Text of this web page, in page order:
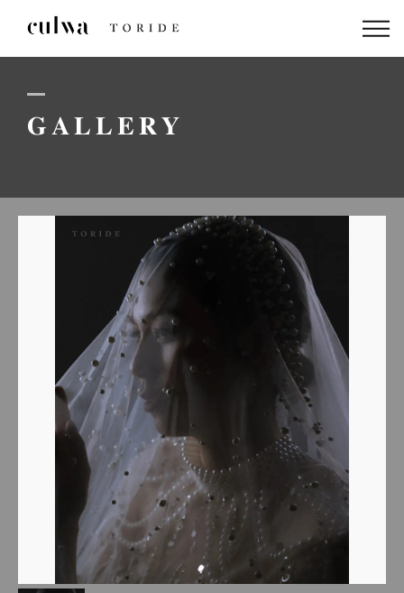
GALLERY
ABOUT US
PACKAGE
STAFF
GALLERY
LINEでのお問い合わせはこちら